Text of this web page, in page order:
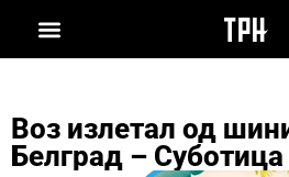
Воз излетал од
Белград – Суботица